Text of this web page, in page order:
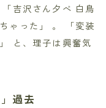
吉沢さん夕べ 白鳥
ゃった」 。 「変装
と、理子は興奮気
過去